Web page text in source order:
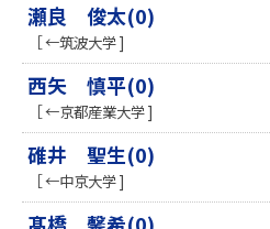
瀬良 俊太(0)
［ ←筑波大学 ]
西矢 慎平(0)
［ ←京都産業大学 ]
碓井 聖生(0)
［ ←中京大学 ]